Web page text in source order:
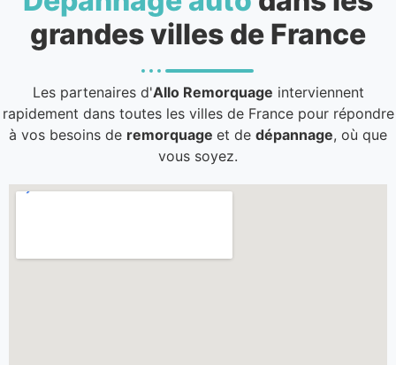
grandes villes de France
Les partenaires d'Allo Remorquage interviennent
rapidement dans toutes les villes de France pour répondre
à vos besoins de remorquage et de dépannage, où que
vous soyez.